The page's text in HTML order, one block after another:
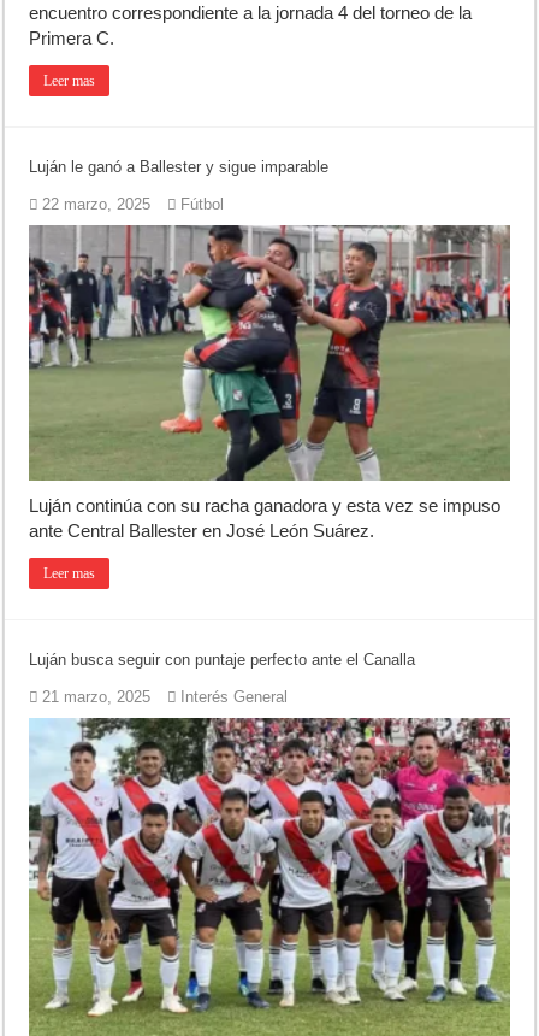
encuentro correspondiente a la jornada 4 del torneo de la
Primera C.
Leer mas
Luján le ganó a Ballester y sigue imparable
22 marzo, 2025 Fútbol
Luján continúa con su racha ganadora y esta vez se impuso
ante Central Ballester en José León Suárez.
Leer mas
Luján busca seguir con puntaje perfecto ante el Canalla
21 marzo, 2025 Interés General